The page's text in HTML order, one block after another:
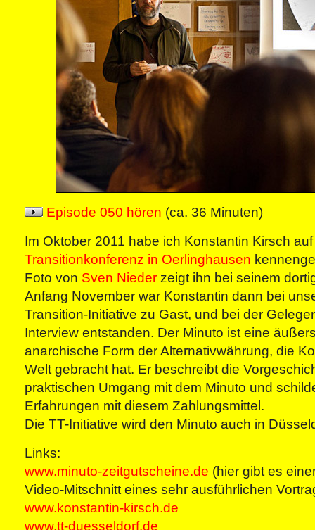
Episode 050 hören (ca. 36 Minuten)
Im Oktober 2011 habe ich Konstantin Kirsch
Transitionkonferenz in Oerlinghausen
Foto von Sven Nieder zeigt ihn bei seinem
Anfang November war Konstantin dann bei
Transition-Initiative zu Gast, und bei der
Interview entstanden. Der Minuto ist eine
anarchische Form der Alternativwährung, die
Welt gebracht hat. Er beschreibt die
praktischen Umgang mit dem Minuto und
Erfahrungen mit diesem Zahlungsmittel.
Die TT-Initiative wird den Minuto auch in
Links:
www.minuto-zeitgutscheine.de (hier gibt es
Video-Mitschnitt eines sehr ausführlichen
www.konstantin-kirsch.de
www.tt-duesseldorf.de